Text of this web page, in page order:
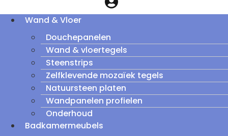
Wand & Vloer
Douchepanelen
Wand & vloertegels
Steenstrips
Zelfklevende mozaïek tegels
Natuursteen platen
Wandpanelen profielen
Onderhoud
Badkamermeubels